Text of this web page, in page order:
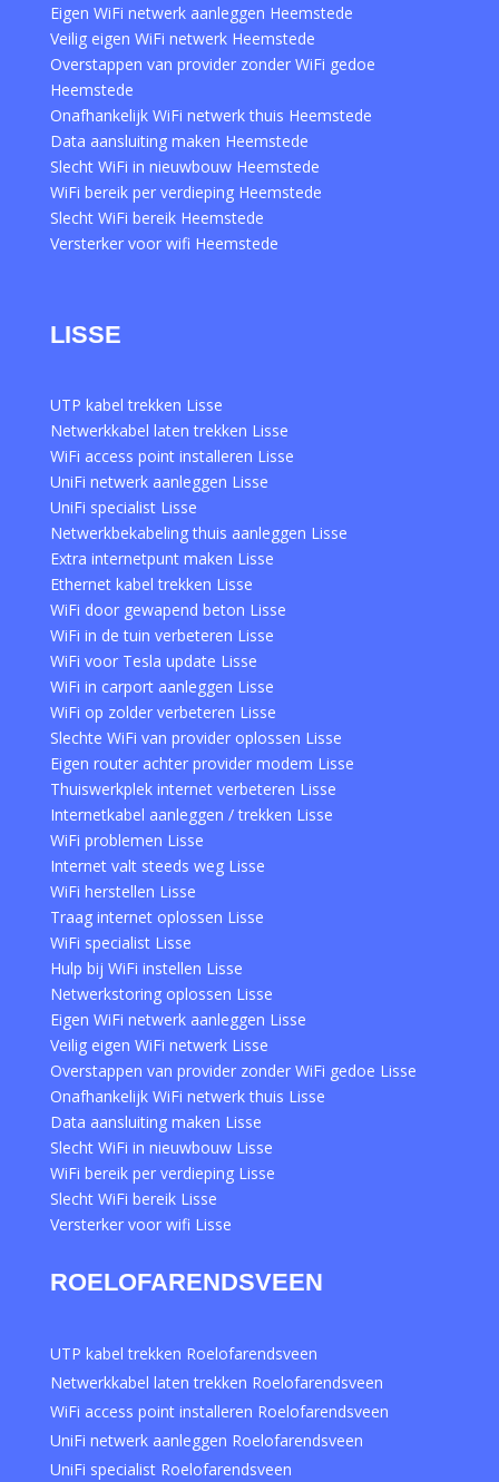
Eigen WiFi netwerk aanleggen Heemstede
Veilig eigen WiFi netwerk Heemstede
Overstappen van provider zonder WiFi gedoe
Heemstede
Onafhankelijk WiFi netwerk thuis Heemstede
Data aansluiting maken Heemstede
Slecht WiFi in nieuwbouw Heemstede
WiFi bereik per verdieping Heemstede
Slecht WiFi bereik Heemstede
Versterker voor wifi Heemstede
LISSE
UTP kabel trekken Lisse
Netwerkkabel laten trekken Lisse
WiFi access point installeren Lisse
UniFi netwerk aanleggen Lisse
UniFi specialist Lisse
Netwerkbekabeling thuis aanleggen Lisse
Extra internetpunt maken Lisse
Ethernet kabel trekken Lisse
WiFi door gewapend beton Lisse
WiFi in de tuin verbeteren Lisse
WiFi voor Tesla update Lisse
WiFi in carport aanleggen Lisse
WiFi op zolder verbeteren Lisse
Slechte WiFi van provider oplossen Lisse
Eigen router achter provider modem Lisse
Thuiswerkplek internet verbeteren Lisse
Internetkabel aanleggen / trekken Lisse
WiFi problemen Lisse
Internet valt steeds weg Lisse
WiFi herstellen Lisse
Traag internet oplossen Lisse
WiFi specialist Lisse
Hulp bij WiFi instellen Lisse
Netwerkstoring oplossen Lisse
Eigen WiFi netwerk aanleggen Lisse
Veilig eigen WiFi netwerk Lisse
Overstappen van provider zonder WiFi gedoe Lisse
Onafhankelijk WiFi netwerk thuis Lisse
Data aansluiting maken Lisse
Slecht WiFi in nieuwbouw Lisse
WiFi bereik per verdieping Lisse
Slecht WiFi bereik Lisse
Versterker voor wifi Lisse
ROELOFARENDSVEEN
UTP kabel trekken Roelofarendsveen
Netwerkkabel laten trekken Roelofarendsveen
WiFi access point installeren Roelofarendsveen
UniFi netwerk aanleggen Roelofarendsveen
UniFi specialist Roelofarendsveen